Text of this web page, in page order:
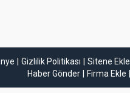
Gizlilik Politikası Sitene Ekle
Haber Gönder
Firma Ekle